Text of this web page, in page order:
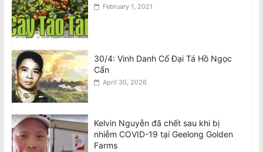
February 1, 2021
30/4: Vinh Danh Cố Đại Tá Hồ Ngọc
Cẩn
April 30, 2026
Kelvin Nguyễn đã chết sau khi bị
nhiễm COVID-19 tại Geelong Golden
Farms